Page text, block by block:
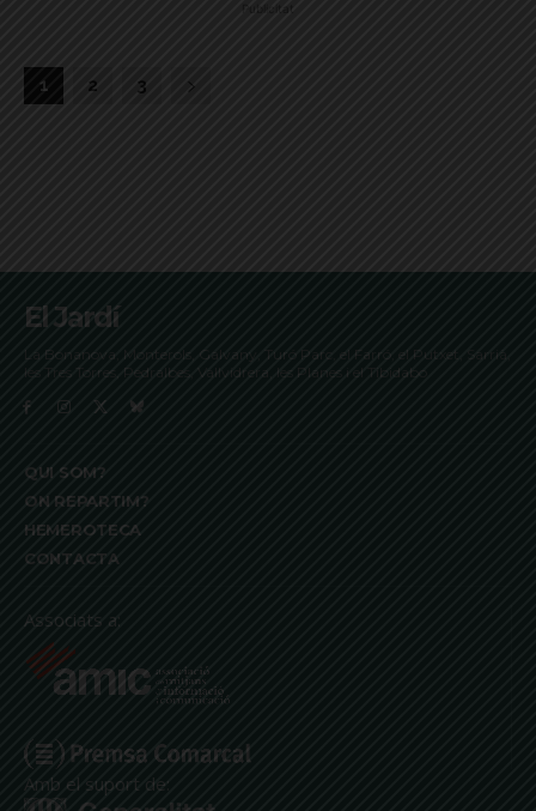
Publicitat
1 2 3
El Jardí
La Bonanova, Monterols, Galvany, Turó Parc, el Farró, el Putxet, Sarrià,
les Tres Torres, Pedralbes, Vallvidrera, les Planes i el Tibidabo
QUI SOM?
ON REPARTIM?
HEMEROTECA
CONTACTA
Associats a:
Amb el suport de: